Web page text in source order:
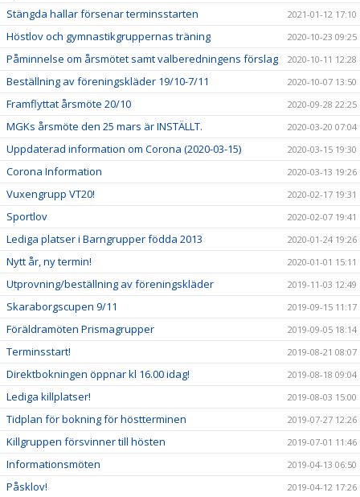
Stängda hallar försenar terminsstarten 2021-01-12 17:10
Höstlov och gymnastikgruppernas träning 2020-10-23 09:25
Påminnelse om årsmötet samt valberedningens förslag 2020-10-11 12:28
Beställning av föreningskläder 19/10-7/11 2020-10-07 13:50
Framflyttat årsmöte 20/10 2020-09-28 22:25
MGKs årsmöte den 25 mars är INSTÄLLT. 2020-03-20 07:04
Uppdaterad information om Corona (2020-03-15) 2020-03-15 19:30
Corona Information 2020-03-13 19:26
Vuxengrupp VT20! 2020-02-17 19:31
Sportlov 2020-02-07 19:41
Lediga platser i Barngrupper födda 2013 2020-01-24 19:26
Nytt år, ny termin! 2020-01-01 15:11
Utprovning/beställning av föreningskläder 2019-11-03 12:49
Skaraborgscupen 9/11 2019-09-15 11:17
Föräldramöten Prismagrupper 2019-09-05 18:14
Terminsstart! 2019-08-21 08:07
Direktbokningen öppnar kl 16.00 idag! 2019-08-18 09:04
Lediga killplatser! 2019-08-03 15:00
Tidplan för bokning för höstterminen 2019-07-27 12:26
Killgruppen försvinner till hösten 2019-07-01 11:46
Informationsmöten 2019-04-13 06:50
Påsklov! 2019-04-12 17:26